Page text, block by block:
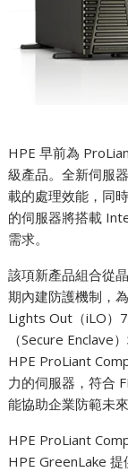
HPE 早前為
級產品。全新伺服
載的處理效能，同
的伺服器將搭載
需求。
該項新產品組合從
期內建防護機制，
Lights Out（iLO）
（Secure Enclave
HPE ProLiant
力的伺服器，符合
能協助企業防範未
HPE ProLiant
HPE GreenLake